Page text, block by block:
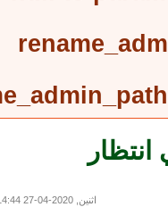
سنة في انتظار
اثنين, 2020-04-27 14:44